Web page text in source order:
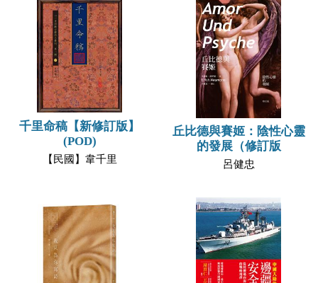
千里命稿【新修訂版】
(POD)
【民國】韋千里
丘比德與賽姬：陰性心靈
的發展（修訂版
呂健忠